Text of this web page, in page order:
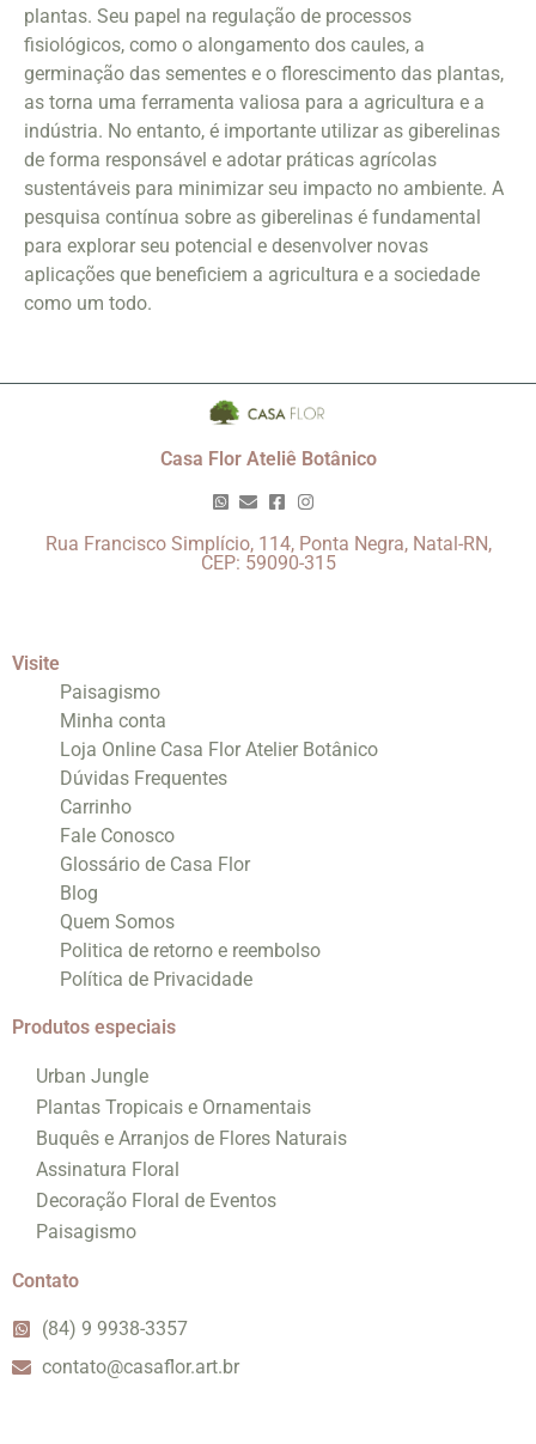
plantas. Seu papel na regulação de processos
fisiológicos, como o alongamento dos caules, a
germinação das sementes e o florescimento das plantas,
as torna uma ferramenta valiosa para a agricultura e a
indústria. No entanto, é importante utilizar as giberelinas
de forma responsável e adotar práticas agrícolas
sustentáveis para minimizar seu impacto no ambiente. A
pesquisa contínua sobre as giberelinas é fundamental
para explorar seu potencial e desenvolver novas
aplicações que beneficiem a agricultura e a sociedade
como um todo.
Casa Flor Ateliê Botânico
Rua Francisco Simplício, 114, Ponta Negra, Natal-RN,
CEP: 59090-315
Visite
Paisagismo
Minha conta
Loja Online Casa Flor Atelier Botânico
Dúvidas Frequentes
Carrinho
Fale Conosco
Glossário de Casa Flor
Blog
Quem Somos
Politica de retorno e reembolso
Política de Privacidade
Produtos especiais
Urban Jungle
Plantas Tropicais e Ornamentais
Buquês e Arranjos de Flores Naturais
Assinatura Floral
Decoração Floral de Eventos
Paisagismo
Contato
(84) 9 9938-3357
contato@casaflor.art.br